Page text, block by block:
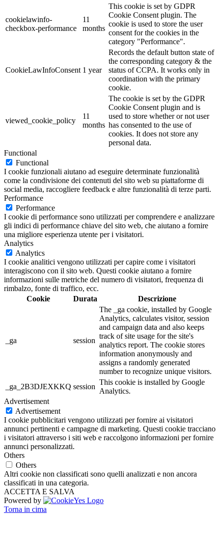
cookielawinfo-
checkbox-performance
11
months
This cookie is set by GDPR
Cookie Consent plugin. The
cookie is used to store the user
consent for the cookies in the
category "Performance".
CookieLawInfoConsent 1 year
Records the default button state of
the corresponding category & the
status of CCPA. It works only in
coordination with the primary
cookie.
viewed_cookie_policy
11
months
The cookie is set by the GDPR
Cookie Consent plugin and is
used to store whether or not user
has consented to the use of
cookies. It does not store any
personal data.
Functional
Functional
I cookie funzionali aiutano ad eseguire determinate funzionalità
come la condivisione dei contenuti del sito web su piattaforme di
social media, raccogliere feedback e altre funzionalità di terze parti.
Performance
Performance
I cookie di performance sono utilizzati per comprendere e analizzare
gli indici di performance chiave del sito web, che aiutano a fornire
una migliore esperienza utente per i visitatori.
Analytics
Analytics
I cookie analitici vengono utilizzati per capire come i visitatori
interagiscono con il sito web. Questi cookie aiutano a fornire
informazioni sulle metriche del numero di visitatori, frequenza di
rimbalzo, fonte di traffico, ecc.
Cookie
Durata Descrizione
_ga session
The _ga cookie, installed by Google
Analytics, calculates visitor, session
and campaign data and also keeps
track of site usage for the site's
analytics report. The cookie stores
information anonymously and
assigns a randomly generated
number to recognize unique visitors.
_ga_2B3DJEXKKQ session
This cookie is installed by Google
Analytics.
Advertisement
Advertisement
I cookie pubblicitari vengono utilizzati per fornire ai visitatori
annunci pertinenti e campagne di marketing. Questi cookie tracciano
i visitatori attraverso i siti web e raccolgono informazioni per fornire
annunci personalizzati.
Others
Others
Altri cookie non classificati sono quelli analizzati e non ancora
classificati in una categoria.
ACCETTA E SALVA
Powered by
Torna in cima